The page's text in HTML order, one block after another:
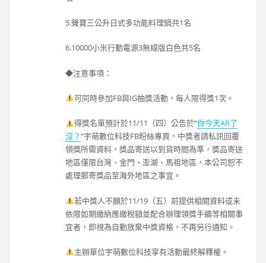
5.聲寶三公升日式多功能料理鍋共1名
6.10000小米行動電源3無線版白色共5名
◆注意事項：
可同時參加FB與IG抽獎活動，每人限得獎1次。
得獎名單預計於11/11（四）公告於”你今天AR了
沒？“宇萌數位科技FB粉絲專頁，中獎者請私訊回覆
領獎所需資料，獎品寄送以到貨時間為準，獎品寄送
地區僅限台灣、金門、澎湖、馬祖地區，本公司恕不
處理郵寄獎品至海外地區之事宜。
若中獎人不願於11/19（五）前提供相關資料或未
依限如期繳納應繳稅額並配合辦理領獎手續等相關事
宜者，即視為自動放棄中獎資格，不再另行通知。
主辦單位宇萌數位科技享有活動最終解釋權。